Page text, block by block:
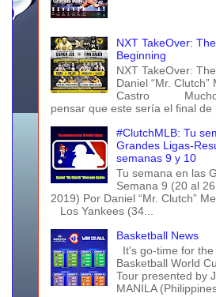
NXT TakeOver:
Beginning
NXT TakeOver:
Daniel “Mr. Clutch”
Castro Muchos
pensar que este sería el final de
#ClutchMLB: Tu
Grandes Ligas-
semanas 9 y 10
Tu semana en las
Semana 9 (20 al
2019) Por Daniel “Mr. Clutch”
Los Yankees (34...
Basketball News
It's go-time for the
Basketball World
Tour presented by
MANILA